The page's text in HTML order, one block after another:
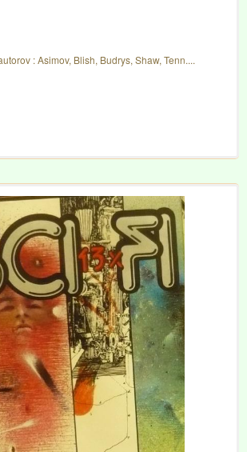
: Asimov, Blish, Budrys, Shaw, Tenn....